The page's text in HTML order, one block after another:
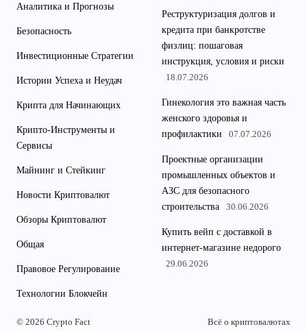
Аналитика и Прогнозы
Безопасность
Инвестиционные Стратегии
Истории Успеха и Неудач
Крипта для Начинающих
Крипто-Инструменты и
Сервисы
Майнинг и Стейкинг
Новости Криптовалют
Обзоры Криптовалют
Общая
Правовое Регулирование
Технологии Блокчейн
Реструктуризация долгов и
кредита при банкротстве
физлиц: пошаговая
инструкция, условия и риски
18.07.2026
Гинекология это важная часть
женского здоровья и
профилактики
07.07.2026
Проектные организации
промышленных объектов и
АЗС для безопасного
строительства
30.06.2026
Купить вейп с доставкой в
интернет-магазине недорого
29.06.2026
© 2026 Crypto Fact Всё о криптовалютах